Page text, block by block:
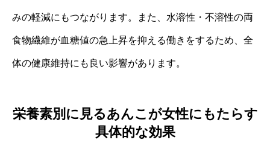
みの軽減にもつながります。また、水溶性・不溶性の両
食物繊維が血糖値の急上昇を抑える働きをするため、全
体の健康維持にも良い影響があります。
栄養素別に見るあんこが女性にもたらす
具体的な効果